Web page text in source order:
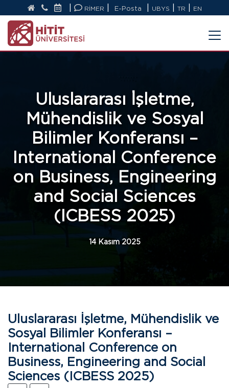
RİMER E-Posta UBYS TR EN
Uluslararası İşletme,
Mühendislik ve Sosyal
Bilimler Konferansı –
International Conference
on Business, Engineering
and Social Sciences
(ICBESS 2025)
14 Kasım 2025
Uluslararası İşletme, Mühendislik ve
Sosyal Bilimler Konferansı –
International Conference on
Business, Engineering and Social
Sciences (ICBESS 2025)